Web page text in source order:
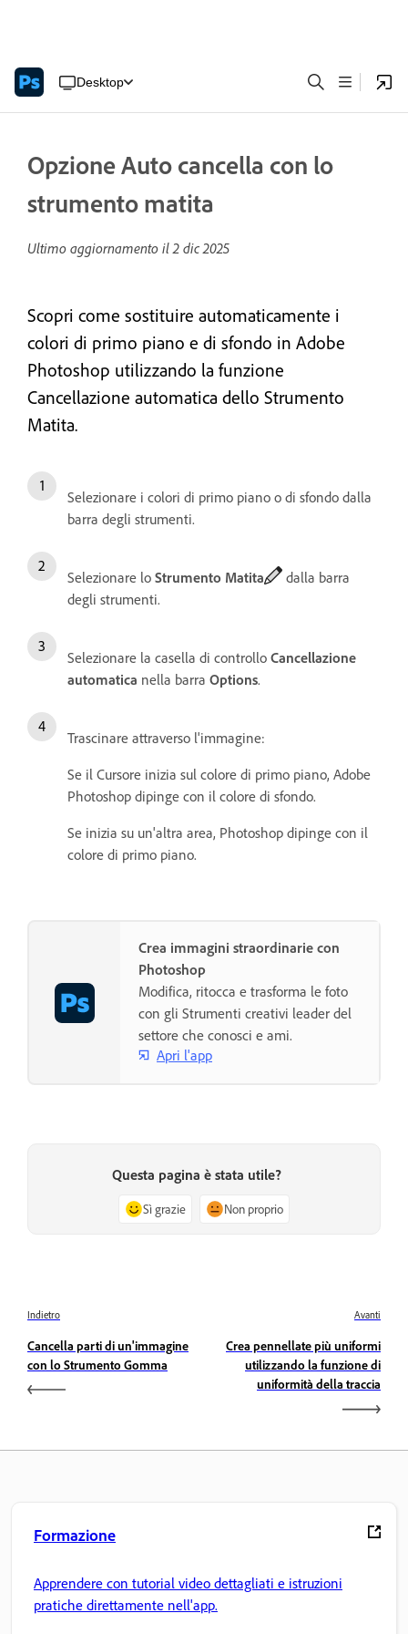
Desktop
Opzione Auto cancella con lo
strumento matita
Ultimo aggiornamento il2 dic 2025
Scopri come sostituire automaticamente i
colori di primo piano e di sfondo in Adobe
Photoshop utilizzando la funzione
Cancellazione automatica dello Strumento
Matita.
Selezionare i colori di primo piano o di sfondo dalla
barra degli strumenti.
Selezionare lo Strumento Matita
dalla barra
degli strumenti.
Selezionare la casella di controllo Cancellazione
automatica nella barra Options.
Trascinare attraverso l'immagine:
Se il Cursore inizia sul colore di primo piano, Adobe
Photoshop dipinge con il colore di sfondo.
Se inizia su un'altra area, Photoshop dipinge con il
colore di primo piano.
Crea immagini straordinarie con
Photoshop
Modifica, ritocca e trasforma le foto
con gli Strumenti creativi leader del
settore che conosci e ami.
Apri l'app
Questa pagina è stata utile?
Sì grazie Non proprio
Indietro
Cancella parti di un'immagine
con lo Strumento Gomma
Avanti
Crea pennellate più uniformi
utilizzando la funzione di
uniformità della traccia
Formazione
Apprendere con tutorial video dettagliati e istruzioni
pratiche direttamente nell'app.